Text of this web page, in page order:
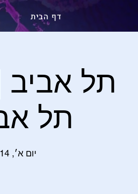
דף הבית
תל אביב
תל אביב |
יום א׳, 14 בדצמ׳